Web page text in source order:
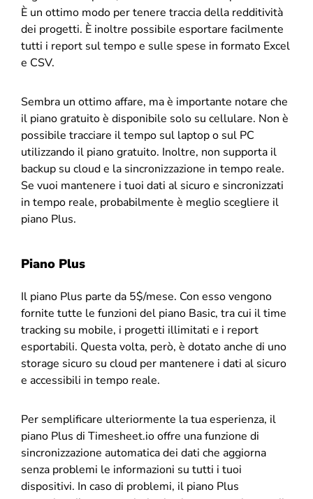
È un ottimo modo per tenere traccia della redditività
dei progetti. È inoltre possibile esportare facilmente
tutti i report sul tempo e sulle spese in formato Excel
e CSV.
Sembra un ottimo affare, ma è importante notare che
il piano gratuito è disponibile solo su cellulare. Non è
possibile tracciare il tempo sul laptop o sul PC
utilizzando il piano gratuito. Inoltre, non supporta il
backup su cloud e la sincronizzazione in tempo reale.
Se vuoi mantenere i tuoi dati al sicuro e sincronizzati
in tempo reale, probabilmente è meglio scegliere il
piano Plus.
Piano Plus
Il piano Plus parte da 5$/mese. Con esso vengono
fornite tutte le funzioni del piano Basic, tra cui il time
tracking su mobile, i progetti illimitati e i report
esportabili. Questa volta, però, è dotato anche di uno
storage sicuro su cloud per mantenere i dati al sicuro
e accessibili in tempo reale.
Per semplificare ulteriormente la tua esperienza, il
piano Plus di Timesheet.io offre una funzione di
sincronizzazione automatica dei dati che aggiorna
senza problemi le informazioni su tutti i tuoi
dispositivi. In caso di problemi, il piano Plus